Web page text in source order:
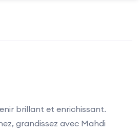
brillant et enrichissant.
grandissez avec Mahdi